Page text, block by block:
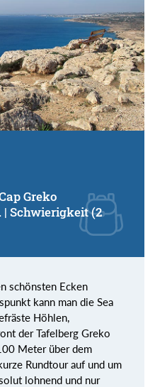
Greko
| Schwierigkeit (2
schönsten Ecken
kann man die Sea
Höhlen,
der Tafelberg Greko
Meter über dem
Rundtour auf und um
lohnend und nur